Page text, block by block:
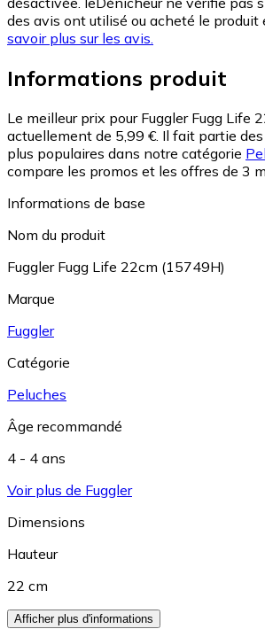
des avis ont utilisé ou acheté le produit
savoir plus sur les avis.
Informations produit
Le meilleur prix pour Fuggler Fugg Life
actuellement de 5,99 €. Il fait partie
plus populaires dans notre catégorie
compare les promos et les offres de 3
Informations de base
Nom du produit
Fuggler Fugg Life 22cm (15749H)
Marque
Fuggler
Catégorie
Peluches
Âge recommandé
4 - 4 ans
Voir plus de Fuggler
Dimensions
Hauteur
22 cm
Afficher plus d'informations